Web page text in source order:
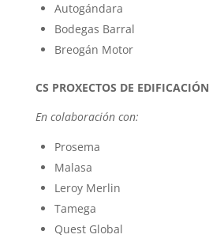
Autogándara
Bodegas Barral
Breogán Motor
CS PROXECTOS DE EDIFICACIÓN
En colaboración con:
Prosema
Malasa
Leroy Merlin
Tamega
Quest Global